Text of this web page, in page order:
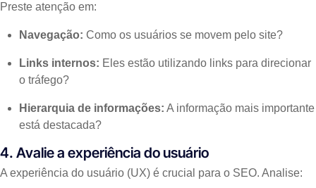
Preste atenção em:
Navegação: Como os usuários se movem pelo site?
Links internos: Eles estão utilizando links para direcionar
o tráfego?
Hierarquia de informações: A informação mais importante
está destacada?
4. Avalie a experiência do usuário
A experiência do usuário (UX) é crucial para o SEO. Analise: